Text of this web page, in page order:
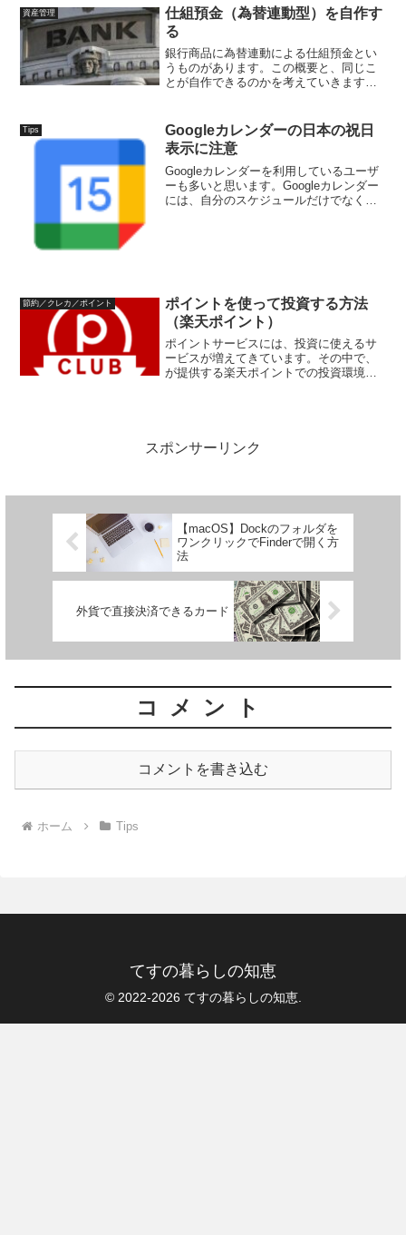
思いますので、資産からの...
資産管理
仕組預金（為替連動型）を自作す
る
銀行商品に為替連動による仕組預金とい
うものがあります。この概要と、同じこ
とが自作できるのかを考えていきます。
替の変動により、満期時の受取通貨が異
なるが、通常より多くの利...
Tips
Googleカレンダーの日本の祝日
表示に注意
Googleカレンダーを利用しているユーザ
ーも多いと思います。Googleカレンダー
には、自分のスケジュールだけでなく、
節約／クレカ／ポイント
ポイントを使って投資する方法
（楽天ポイント）
ポイントサービスには、投資に使えるサ
ービスが増えてきています。その中で、
が提供する楽天ポイントでの投資環境に
スポンサーリンク
【macOS】Dockのフォルダを
ワンクリックでFinderで開く方
法
外貨で直接決済できるカード
コメント
コメントを書き込む
ホーム Tips
てすの暮らしの知恵
© 2022-2026 てすの暮らしの知恵.